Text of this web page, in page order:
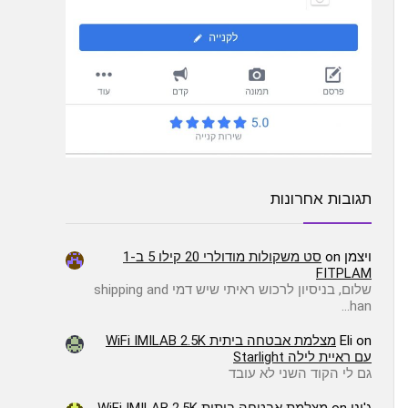
תגובות אחרונות
ויצמן on
סט משקולות מודולרי 20 קילו 5 ב-1
FITPLAM
שלום, בניסיון לרכוש ראיתי שיש דמי shipping and
han…
Eli on
מצלמת אבטחה ביתית WiFi IMILAB 2.5K
עם ראיית לילה Starlight
גם לי הקוד השני לא עובד